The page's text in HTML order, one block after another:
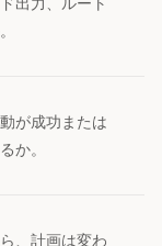
が成功または
か。
、計画は変わ